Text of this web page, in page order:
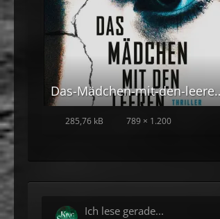
Das-
285,76 kB 789 × 1.200
Ich lese gerade...